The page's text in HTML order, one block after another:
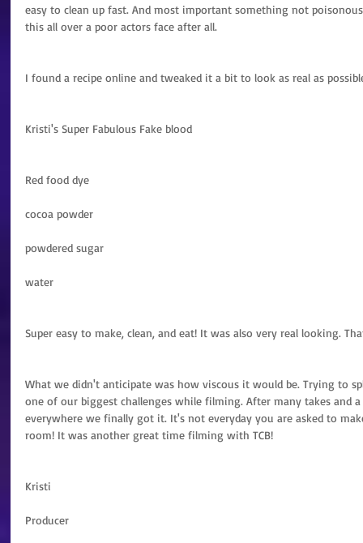
easy to clean up fast. And most important something not
this all over a poor actors face after all.
I found a recipe online and tweaked it a bit to look as real as
Kristi's Super Fabulous Fake blood
Red food dye
cocoa powder
powdered sugar
water
Super easy to make, clean, and eat! It was also very real looking.
What we didn't anticipate was how viscous it would be. Trying to
one of our biggest challenges while filming. After many takes and
everywhere we finally got it. It's not everyday you are asked to
room! It was another great time filming with TCB!
Kristi
Producer